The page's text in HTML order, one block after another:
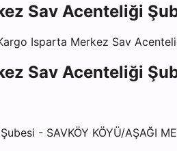
Sav Acenteliği
Isparta Merkez Sav
Sav Acenteliği
- SAVKÖY KÖYÜ/AŞAĞI